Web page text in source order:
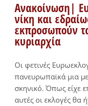
Ανακοίνωση|
νίκη και
εκπροσωπούν
κυριαρχία
Οι φετινές
πανευρωπαϊκά μια
σκηνικό. Όπως είχε
αυτές οι εκλογές θα